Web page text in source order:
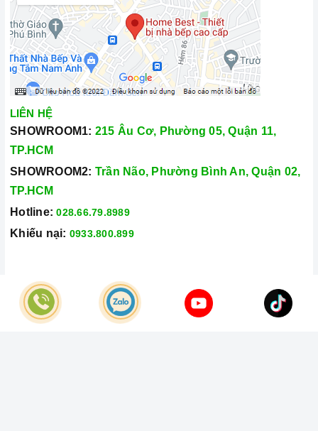
LIÊN HỆ
SHOWROOM1: 215 Âu Cơ, Phường 05, Quận 11,
TP.HCM
SHOWROOM2: Trần Não, Phường Bình An, Quận 02,
TP.HCM
Hotline: 028.66.79.8989
Khiếu nại: 0933.800.899
© Bản quyền thuộc vềCông Ty TNHH Home Best Việt Nam
Cung cấp bởi
Sapo